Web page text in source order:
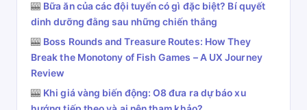
🎰 Bữa ăn của các đội tuyển có gì đặc biệt? Bí quyết
dinh dưỡng đằng sau những chiến thắng
🎰 Boss Rounds and Treasure Routes: How They
Break the Monotony of Fish Games – A UX Journey
Review
🎰 Khi giá vàng biến động: O8 đưa ra dự báo xu